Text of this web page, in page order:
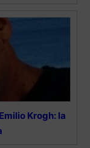
Krogh: la